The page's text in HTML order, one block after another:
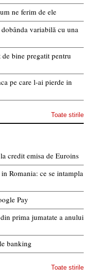
ne ferim de ele
variabilă cu una
de bine pregatit pentru
pe care l-ai pierde in
Toate stirile
credit emisa de Euroins
Romania: ce se intampla
Pay
prima jumatate a anului
banking
Toate stirile